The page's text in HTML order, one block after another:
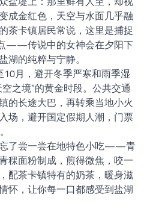
成金红色，天空与水面几乎融
茶卡镇居民常说，这里是捕捉
——传说中的女神会在夕阳下
湖的纯粹与宁静。
月，避开冬季严寒和雨季湿
之境”的黄金时段。公共交通
的长途大巴，再转乘当地小火
场，避开国定假期人潮，门票
了尝一尝在地特色小吃——青
稞面粉制成，煎得微焦，咬一
配茶卡镇特有的奶茶，暖身滋
怀，让你每一口都感受到盐湖